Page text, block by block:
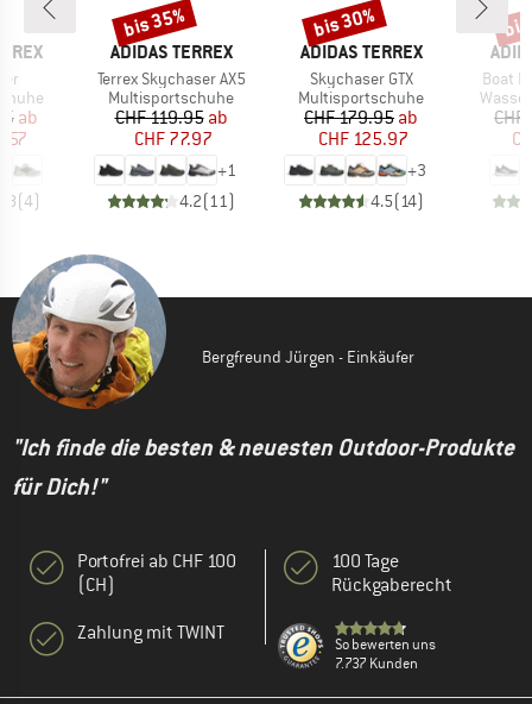
Preis
ab
(4)
MARKE
ADIDAS TERREX
Artikel
Terrex Skychaser AX5
Produktgruppe
Multisportschuhe
Preis
CHF 119.95reduzierter Preis
ab
CHF 77.97
+1
4.2(11)
Rabatt
bis 35%
MARKE
ADIDAS TERREX
Artikel
Skychaser GTX
Produktgruppe
Multisportschuhe
Preis
CHF 179.95reduzierter Preis
ab
CHF 125.97
+3
4.5(14)
Rabatt
bis 30%
Artikel
Boat
Bergfreund Jürgen - Einkäufer
"Ich finde die besten & neuesten Outdoor-Produkte
für Dich!"
Portofrei ab CHF 100
(CH)
Zahlung mit TWINT
100 Tage
Rückgaberecht
So bewerten uns
7.737 Kunden